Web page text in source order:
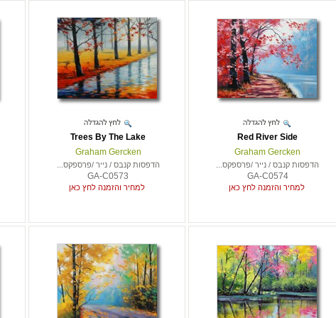
Red River Side
Graham Gercken
הדפסות קנבס / נייר /פרספקס...
GA-C0574
למחיר והזמנה לחץ כאן
Trees By The Lake
Graham Gercken
הדפסות קנבס / נייר /פרספקס...
GA-C0573
למחיר והזמנה לחץ כאן